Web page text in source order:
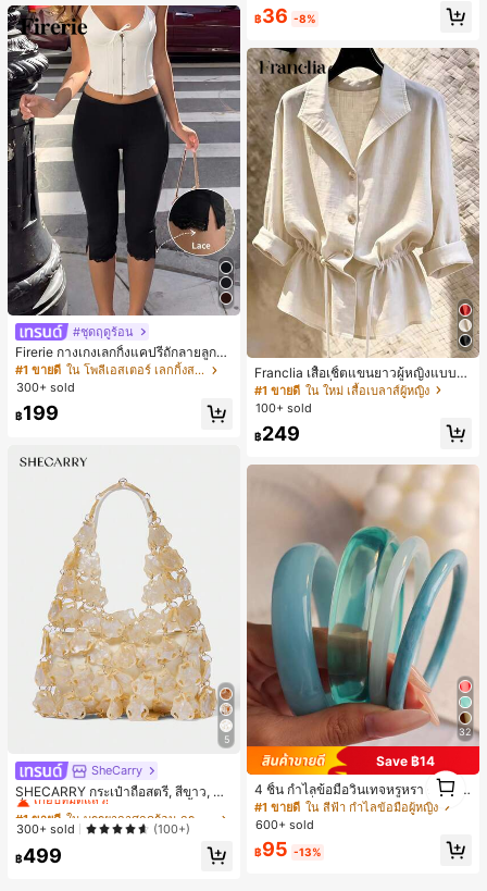
#ชุดฤดูร้อน
Firerie กางเกงเลกกิ้งแคปรีถักลายลูกไม้
สีดำหรูหราสำหรับผู้หญิง อเนกประสงค์
สำหรับกีฬา แฟชั่น ชายหาด เทศกาลด
#1 ขายดี
ใน โพลีเอสเตอร์ เลกกิ้งสตรี
300+ sold
฿199
5
SheCarry
SHECARRY กระเป๋าถือสตรี, สีขาว, แฟ
ชั่น, สง่างาม, วันหยุด, งานปาร์ตี้
#1 ขายดี
เกือบหมดแล้ว!
#1 ขายดี
เกือบหมดแล้ว!
#1 ขายดี
เกือบหมดแล้ว!
#1 ขายดี
ใน บรรยากาศฤดูร้อน กระเป๋าหูหิ้วด้านบนผู้หญิง
เกือบหมดแล้ว!
300+ sold (100+)
฿499
าะกับขนาดจานทุกขนาด, สิ่งจำเป็นสำ
ล์มพลาสติกใช้ซ้ำได้, ฟิล์มพลาสติกอาห
าร, สิ่งจำเป็นในครัว
฿36 -8%
Franclia เสื้อเชิ้ตแขนยาวผู้หญิงแบบห
ลวมทรงสลัชชี่ลำลอง มีเชือกรูด ช่วยพร
างหุ่น
#1 ขายดี ใน ใหม่ เสื้อเบลาส์ผู้หญิง
100+ sold
฿249
32
Save ฿14
4 ชิ้น กำไลข้อมือวินเทจหรูหรา ดีไซน์มิ
นิมอลแฟชั่น เหมาะสำหรับใส่ในชีวิตปร
ะจำวัน อะคริลิก เหมาะสำหรับใส่ในชีวิ
รับผู้หญิง
#1 ขายดี ใน สีฟ้า กำไลข้อมือผู้หญิง
600+ sold
฿95 -13%
1
1